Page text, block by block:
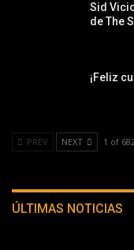
Sid
de The
¡Feliz
PREV NEXT 1 of 682
ÚLTIMAS NOTICIAS